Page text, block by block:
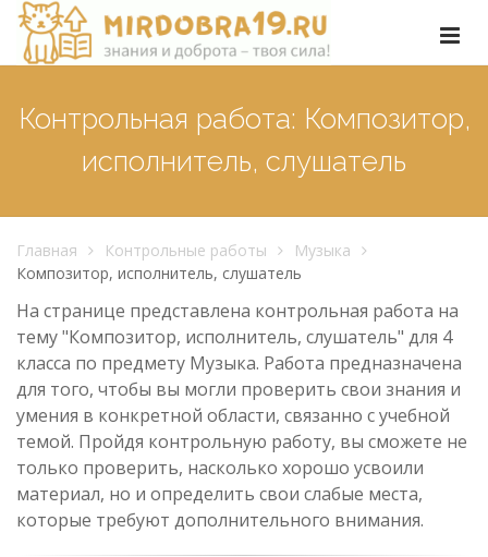
Контрольная работа: Композитор,
исполнитель, слушатель
Главная Контрольные работы
Музыка
Композитор, исполнитель, слушатель
На странице представлена контрольная работа на
тему "Композитор, исполнитель, слушатель" для 4
класса по предмету Музыка. Работа предназначена
для того, чтобы вы могли проверить свои знания и
умения в конкретной области, связанно с учебной
темой. Пройдя контрольную работу, вы сможете не
только проверить, насколько хорошо усвоили
материал, но и определить свои слабые места,
которые требуют дополнительного внимания.